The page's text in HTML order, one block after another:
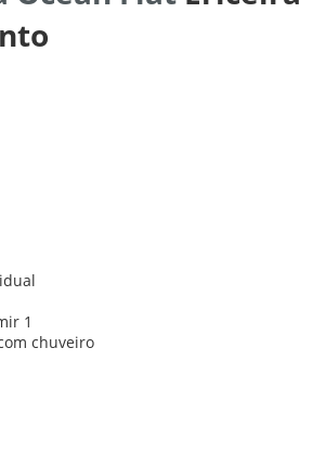
1
chuveiro